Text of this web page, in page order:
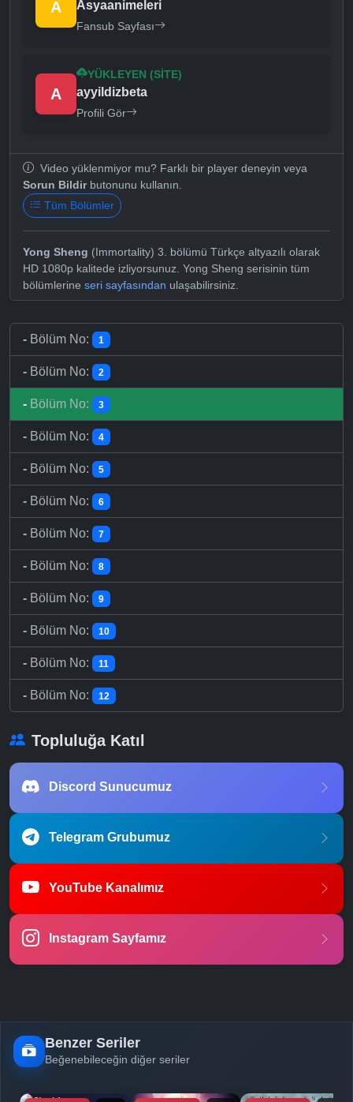
A Asyaanimeleri
Fansub Sayfası
A
YÜKLEYEN (SITE)
ayyildizbeta
Profili Gör
Video yüklenmiyor mu? Farklı bir player deneyin veya
Sorun Bildirbutonunu kullanın.
Tüm Bölümler
Yong Sheng (Immortality) 3. bölümü Türkçe altyazılı olarak
HD 1080p kalitede izliyorsunuz. Yong Sheng serisinin tüm
bölümlerine seri sayfasından ulaşabilirsiniz.
- Bölüm No: 1
- Bölüm No: 2
- Bölüm No: 3
- Bölüm No: 4
- Bölüm No: 5
- Bölüm No: 6
- Bölüm No: 7
- Bölüm No: 8
- Bölüm No: 9
- Bölüm No: 10
- Bölüm No: 11
- Bölüm No: 12
Topluluğa Katıl
Discord Sunucumuz
Telegram Grubumuz
YouTube Kanalımız
Instagram Sayfamız
Benzer Seriler
Beğenebileceğin diğer seriler